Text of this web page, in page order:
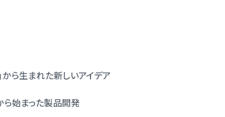
から生まれた新しいアイデア
ら始まった製品開発